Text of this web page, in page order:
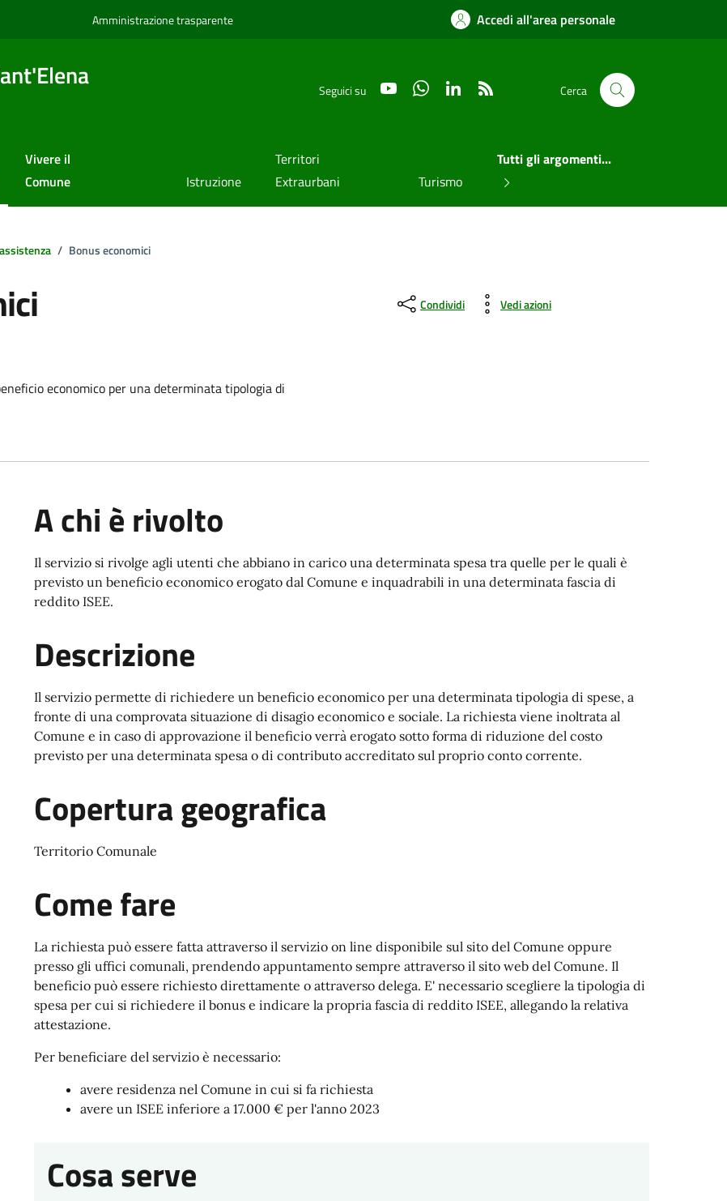
Amministrazione trasparente Accedi all'area personale
Seguici su YouTube WhatsAppLinkedIn Cerca
Vivere il
Comune
Istruzione
Territori
Extraurbani
Turismo
Tutti gli argomenti...
Bonus economici
economico per una determinata tipologia di
Condividi Vedi azioni
A chi è rivolto
Il servizio si rivolge agli utenti che abbiano in carico una determinata spesa tra quelle per le quali è
previsto un beneficio economico erogato dal Comune e inquadrabili in una determinata fascia di
reddito ISEE.
Descrizione
Il servizio permette di richiedere un beneficio economico per una determinata tipologia di spese, a
fronte di una comprovata situazione di disagio economico e sociale. La richiesta viene inoltrata al
Comune e in caso di approvazione il beneficio verrà erogato sotto forma di riduzione del costo
previsto per una determinata spesa o di contributo accreditato sul proprio conto corrente.
Copertura geografica
Territorio Comunale
Come fare
La richiesta può essere fatta attraverso il servizio on line disponibile sul sito del Comune oppure
presso gli uffici comunali, prendendo appuntamento sempre attraverso il sito web del Comune. Il
beneficio può essere richiesto direttamente o attraverso delega. E' necessario scegliere la tipologia di
spesa per cui si richiedere il bonus e indicare la propria fascia di reddito ISEE, allegando la relativa
attestazione.
Per beneficiare del servizio è necessario:
avere residenza nel Comune in cui si fa richiesta
avere un ISEE inferiore a 17.000 € per l'anno 2023
Cosa serve